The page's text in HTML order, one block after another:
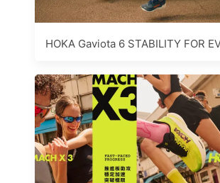
HOKA Gaviota 6 STABILITY FOR